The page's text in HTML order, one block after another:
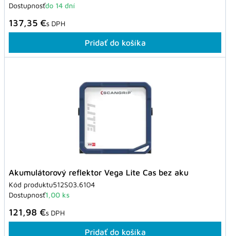
Dostupnosťdo 14 dní
137,35 €s DPH
Pridať do košíka
Akumulátorový reflektor Vega Lite Cas bez aku
Kód produktu512S03.6104
Dostupnosť1,00 ks
121,98 €s DPH
Pridať do košíka